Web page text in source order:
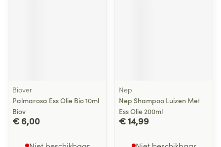
Biover
Palmarosa Ess Olie Bio 10ml
Biov
€ 6,00
Nep
Nep Shampoo Luizen Met
Ess Olie 200ml
€ 14,99